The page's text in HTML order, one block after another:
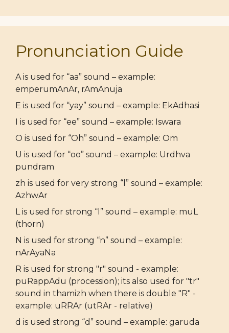
Pronunciation Guide
A is used for “aa” sound – example:
emperumAnAr, rAmAnuja
E is used for “yay” sound – example: EkAdhasi
I is used for “ee” sound – example: Iswara
O is used for “Oh” sound – example: Om
U is used for “oo” sound – example: Urdhva
pundram
zh is used for very strong “l” sound – example:
AzhwAr
L is used for strong “l” sound – example: muL
(thorn)
N is used for strong “n” sound – example:
nArAyaNa
R is used for strong "r" sound - example:
puRappAdu (procession); its also used for "tr"
sound in thamizh when there is double "R" -
example: uRRAr (utRAr - relative)
d is used strong “d” sound – example: garuda